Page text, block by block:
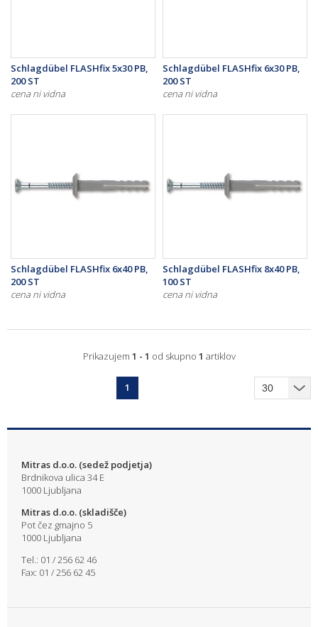
Schlagdübel FLASHfix 5x30 PB,
200 ST
cena ni vidna
Schlagdübel FLASHfix 6x30 PB,
200 ST
cena ni vidna
Schlagdübel FLASHfix 6x40 PB,
200 ST
cena ni vidna
Schlagdübel FLASHfix 8x40 PB,
100 ST
cena ni vidna
Prikazujem 1 - 1 od skupno 1 artiklov
1
Mitras d.o.o. (sedež podjetja)
Brdnikova ulica 34 E
1000 Ljubljana
Mitras d.o.o. (skladišče)
Pot čez gmajno 5
1000 Ljubljana
Tel.: 01 / 256 62 46
Fax: 01 / 256 62 45